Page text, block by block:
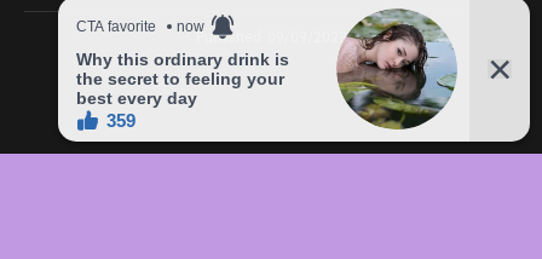
Published 09/09/2023